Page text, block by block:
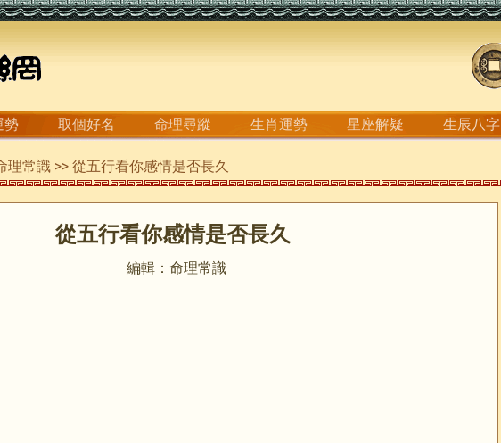
勢 取個好名 命理尋蹤 生肖運勢 星座解疑 生辰八字
理常識 >> 從五行看你感情是否長久
從五行看你感情是否長久
編輯：命理常識